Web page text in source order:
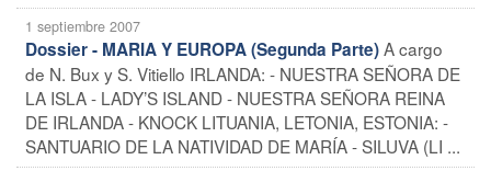
1 septiembre 2007
Dossier - MARIA Y EUROPA (Segunda Parte)A cargo
de N. Bux y S. Vitiello IRLANDA: - NUESTRA SEÑORA DE
LA ISLA - LADY’S ISLAND - NUESTRA SEÑORA REINA
DE IRLANDA - KNOCK LITUANIA, LETONIA, ESTONIA: -
SANTUARIO DE LA NATIVIDAD DE MARÍA - SILUVA (LI ...